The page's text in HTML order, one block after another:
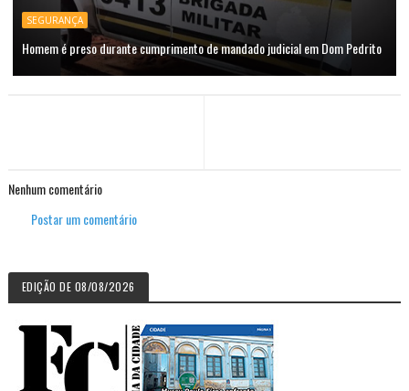
SEGURANÇA
Homem é preso durante cumprimento de mandado judicial em Dom Pedrito
Nenhum comentário
Postar um comentário
EDIÇÃO DE 08/08/2026